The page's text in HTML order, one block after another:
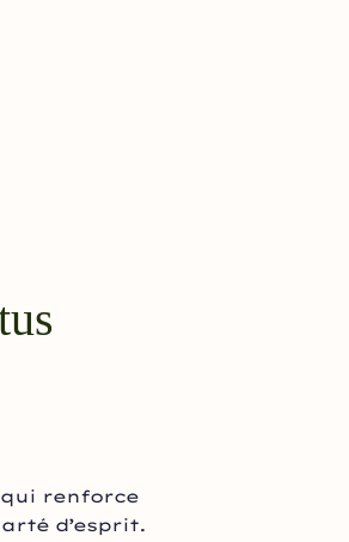
renforce
d’esprit.